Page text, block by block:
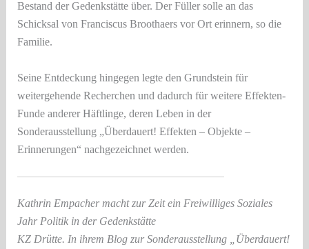
Bestand der Gedenkstätte über. Der Füller solle an das
Schicksal von Franciscus Broothaers vor Ort erinnern, so die
Familie.
Seine Entdeckung hingegen legte den Grundstein für
weitergehende Recherchen und dadurch für weitere Effekten-
Funde anderer Häftlinge, deren Leben in der
Sonderausstellung „Überdauert! Effekten – Objekte –
Erinnerungen“ nachgezeichnet werden.
Kathrin Empacher macht zur Zeit ein Freiwilliges Soziales
Jahr Politik in der Gedenkstätte
KZ Drütte. In ihrem Blog zur Sonderausstellung „Überdauert!